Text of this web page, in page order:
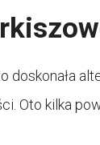
doskonała
Oto kilka